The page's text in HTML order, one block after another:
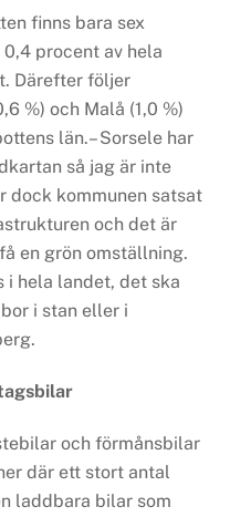
finns bara sex
procent av hela
Därefter följer
%) och Malå (1,0 %)
län.– Sorsele har
så jag är inte
dock kommunen satsat
och det är
en grön omställning.
i hela landet, det ska
i stan eller i
och förmånsbilar
där ett stort antal
laddbara bilar som